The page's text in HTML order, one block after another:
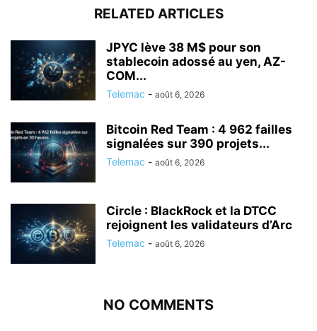
RELATED ARTICLES
JPYC lève 38 M$ pour son
stablecoin adossé au yen, AZ-
COM...
Telemac - août 6, 2026
Bitcoin Red Team : 4 962 failles
signalées sur 390 projets...
Telemac - août 6, 2026
Circle : BlackRock et la DTCC
rejoignent les validateurs d’Arc
Telemac - août 6, 2026
NO COMMENTS